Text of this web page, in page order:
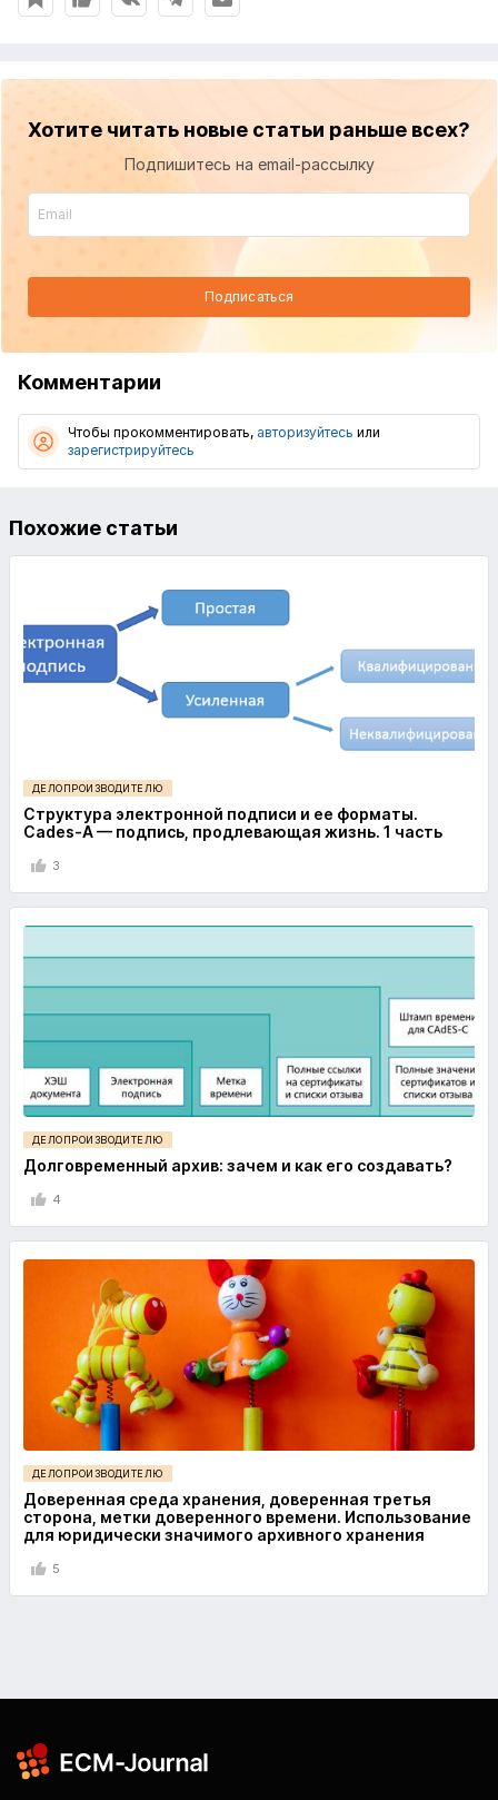
Хотите читать новые статьи раньше всех?
Подпишитесь на email-рассылку
Подписаться
Комментарии
Чтобы прокомментировать, авторизуйтесь или
зарегистрируйтесь
Похожие статьи
ДЕЛОПРОИЗВОДИТЕЛЮ
Структура электронной подписи и ее форматы.
Cades-A — подпись, продлевающая жизнь. 1 часть
3
ДЕЛОПРОИЗВОДИТЕЛЮ
Долговременный архив: зачем и как его создавать?
4
ДЕЛОПРОИЗВОДИТЕЛЮ
Доверенная среда хранения, доверенная третья
сторона, метки доверенного времени. Использование
для юридически значимого архивного хранения
5